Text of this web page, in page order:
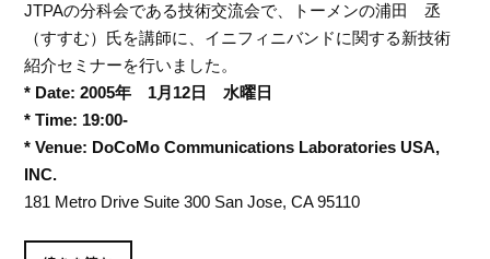
JTPAの分科会である技術交流会で、トーメンの浦田 丞
（すすむ）氏を講師に、イニフィニバンドに関する新技術
紹介セミナーを行いました。
* Date: 2005年 1月12日 水曜日
* Time: 19:00-
* Venue: DoCoMo Communications Laboratories USA,
INC.
181 Metro Drive Suite 300 San Jose, CA 95110